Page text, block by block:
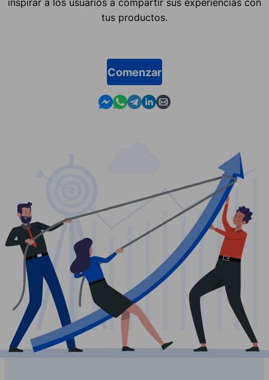
inspirar a los usuarios a compartir sus experiencias con
tus productos.
Comenzar
Contact us in Messenger
Contact us in WhatsApp
Contact us in Telegram
Contact us in Linkedin
Contact us by email